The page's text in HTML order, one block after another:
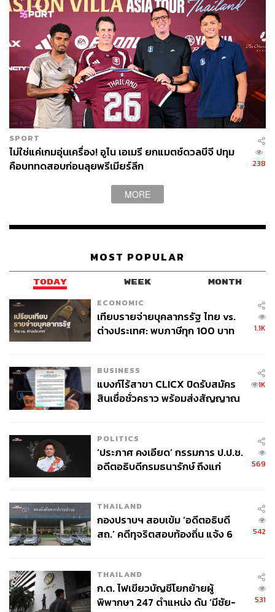
SPORT
ไม่ใช่แค่เกมอุ่นเครื่อง! อูไน เอเมรี ยกแมตช์ดวลบีจี ปทุม
คือบททดสอบก่อนลุยพรีเมียร์ลีก
238
MORE
MOST POPULAR
TODAY WEEK MONTH
ECONOMIC
เทียบรายจ่ายบุคลากรรัฐ ไทย vs.
ต่างประเทศ: พบภาษีทุก 100 บาท
1.1K
BUSINESS
แบงก์ไร้สาขา CLICX ปิดรับสมัคร
สินเชื่อชั่วคราว พร้อมส่งสัญญาณ
1K
POLITICS
‘ประภาศ คงเอียด’ กรรมการ ป.ป.ช.
อดีตอธิบดีกรมธนารักษ์ ถึงแก่
569
THAILAND
กองปราบฯ สอบเข้ม ‘อดีตอธิบดี
สถ.’ คดีทุจริตสอบท้องถิ่น แจ้ง 6
542
THAILAND
ก.ต. ไฟเขียวบัญชีโยกย้ายผู้
พิพากษา 247 ตำแหน่ง ดัน ‘มีชัย-
531